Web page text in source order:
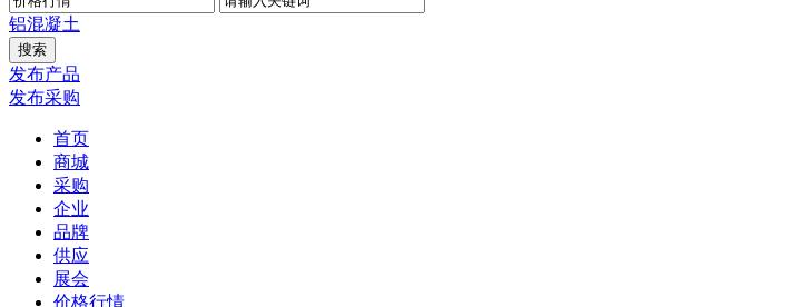
铝混凝土
发布产品
发布采购
首页
商城
采购
企业
品牌
供应
展会
价格行情